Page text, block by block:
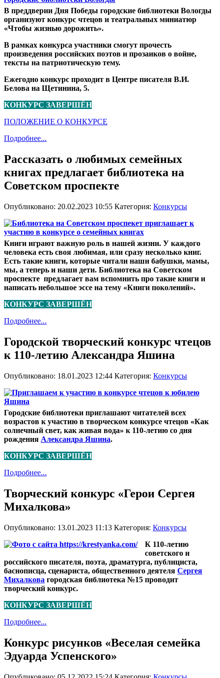
В преддверии Дня Победы городские библиотеки Вологды
организуют конкурс чтецов и театральных миниатюр
«Чтобы жизнью дорожить».
В рамках конкурса участники смогут прочесть
произведения российских поэтов и прозаиков о войне,
тексты на патриотическую тему.
Ежегодно конкурс проходит в Центре писателя В.И.
Белова на Щетинина, 5.
КОНКУРС ЗАВЕРШЁН
ПОЛОЖЕНИЕ О КОНКУРСЕ
Подробнее...
Рассказать о любимых семейных
книгах предлагает библиотека на
Советском проспекте
Опубликовано: 20.02.2023 10:55 Категория: Конкурсы
Книги играют важную роль в нашей жизни. У каждого
человека есть своя любимая, или сразу несколько книг.
Есть такие книги, которые читали наши бабушки, мамы,
мы, а теперь и наши дети. Библиотека на Советском
проспекте предлагает вам вспомнить про такие книги и
написать небольшое эссе на тему «Книги поколений».
КОНКУРС ЗАВЕРШЁН
Подробнее...
Городской творческий конкурс чтецов
к 110-летию Александра Яшина
Опубликовано: 18.01.2023 12:44 Категория: Конкурсы
Городские библиотеки приглашают читателей всех
возрастов к участию в творческом конкурсе чтецов «Как
солнечный свет, как живая вода» к 110-летию со дня
рождения Александра Яшина.
КОНКУРС ЗАВЕРШЁН
Подробнее...
Творческий конкурс «Герои Сергея
Михалкова»
Опубликовано: 13.01.2023 11:13 Категория: Конкурсы
К 110-летию
советского и
российского писателя, поэта, драматурга, публициста,
баснописца, сценариста, общественного деятеля Сергея
Михалкова городская библиотека №15 проводит
творческий конкурс.
КОНКУРС ЗАВЕРШЁН
Подробнее...
Конкурс рисунков «Веселая семейка
Эдуарда Успенского»